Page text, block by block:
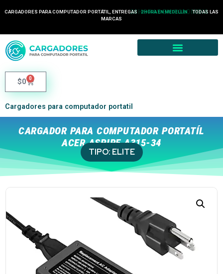
CARGADORES PARA COMPUTADOR PORTÁTIL, ENTREGAS 2 HORA EN MEDELLÍN
24 HORAS EN COLOMBIATODAS LAS
MARCAS
$0 0
Cargadores para computador portatil
CARGADOR PARA COMPUTADOR PORTATÍL
ACER ASPIRE A315-34
TIPO: ELITE